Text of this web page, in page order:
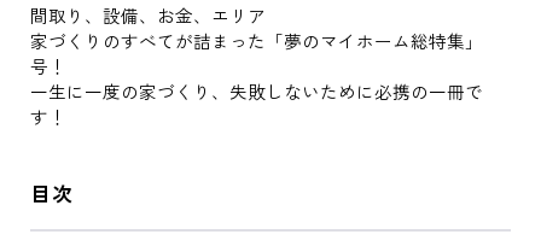
間取り、設備、お金、エリア
家づくりのすべてが詰まった「夢のマイホーム総特集」
号！
一生に一度の家づくり、失敗しないために必携の一冊で
す！
目次